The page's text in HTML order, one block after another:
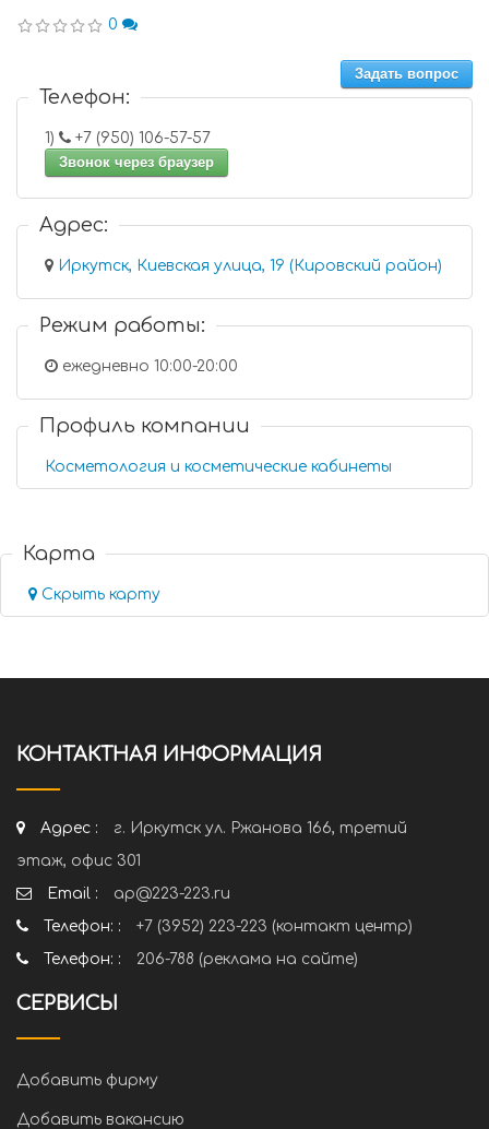
0
Задать вопрос
Телефон:
1)
+7 (950) 106-57-57
Звонок через браузер
Адрес:
Иркутск, Киевская улица, 19 (Кировский район)
Режим работы:
ежедневно 10:00-20:00
Профиль компании
Косметология и косметические кабинеты
Карта
Скрыть карту
КОНТАКТНАЯ ИНФОРМАЦИЯ
Адрес :
г. Иркутск ул. Ржанова 166, третий
этаж, офис 301
Email :
ap@223-223.ru
Телефон: :
+7 (3952) 223-223 (контакт центр)
Телефон: :
206-788 (реклама на сайте)
СЕРВИСЫ
Добавить фирму
Добавить вакансию